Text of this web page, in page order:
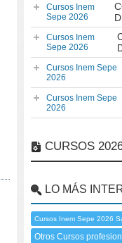
Cursos Inem
Sepe 2026
Cursos Inem
Sepe 2026
Cursos Inem Sepe
2026
Cursos Inem Sepe
2026
CURSOS
LO MÁS
Cursos Inem Sepe 2026
Otros Cursos